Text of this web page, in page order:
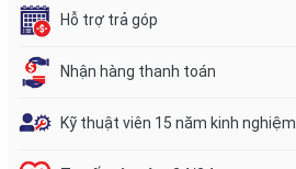
Hỗ trợ trả góp
Nhận hàng thanh toán
Kỹ thuật viên 15 năm kinh nghiệm